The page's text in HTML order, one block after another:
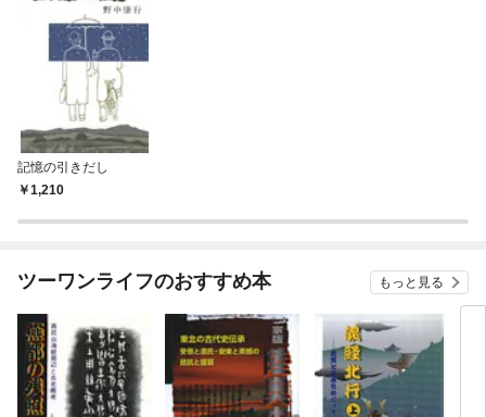
記憶の引きだし
1,210
ツーワンライフのおすすめ本 もっと見る